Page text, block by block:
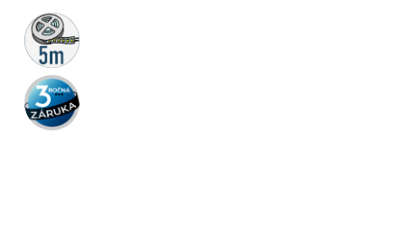
5m
rolka
3 roky
záruka